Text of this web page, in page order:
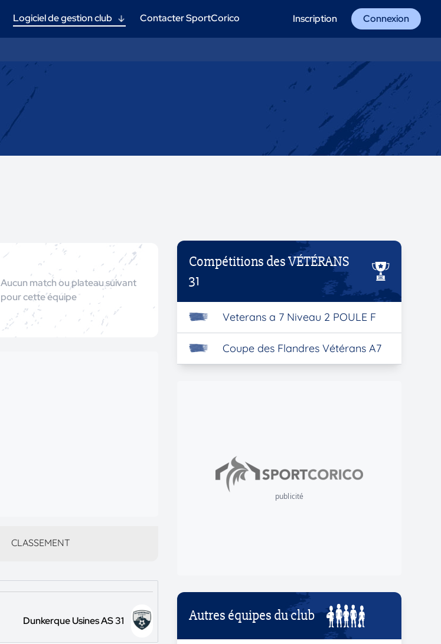
Logiciel de gestion club Contacter SportCorico Inscription Connexion
Aucun match ou plateau suivant
pour cette équipe
CLASSEMENT
Dunkerque Usines AS 31
Compétitions des VÉTÉRANS
31
Veterans a 7 Niveau 2 POULE F
Coupe des Flandres Vétérans A7
publicité
Autres équipes du club